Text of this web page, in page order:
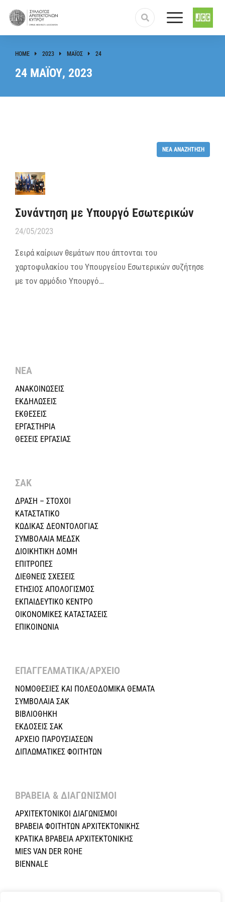
You are here:
HOME 2023 ΜΆΙΟΣ 24
24 ΜΑΪ́ΟΥ, 2023
ΝΈΑ ΑΝΑΖΉΤΗΣΗ
Συνάντηση με Υπουργό Εσωτερικών
24/05/2023
Σειρά καίριων θεμάτων που άπτονται του
χαρτοφυλακίου του Υπουργείου Εσωτερικών συζήτησε
με τον αρμόδιο Υπουργό…
ΝΕΑ
ΑΝΑΚΟΙΝΩΣΕΙΣ
ΕΚΔΗΛΩΣΕΙΣ
ΕΚΘΕΣΕΙΣ
ΕΡΓΑΣΤΗΡΙΑ
ΘΕΣΕΙΣ ΕΡΓΑΣΙΑΣ
ΣΑΚ
ΔΡΑΣΗ – ΣΤΟΧΟΙ
ΚΑΤΑΣΤΑΤΙΚΟ
ΚΩΔΙΚΑΣ ΔΕΟΝΤΟΛΟΓΙΑΣ
ΣΥΜΒΟΛΑΙΑ ΜΕΔΣΚ
ΔΙΟΙΚΗΤΙΚΗ ΔΟΜΗ
ΕΠΙΤΡΟΠΕΣ
ΔΙΕΘΝΕΙΣ ΣΧΕΣEIΣ
ΕΤΗΣΙΟΣ ΑΠΟΛΟΓΙΣΜΟΣ
ΕΚΠΑΙΔΕΥΤΙΚΟ ΚΕΝΤΡΟ
ΟΙΚΟΝΟΜΙΚΕΣ ΚΑΤΑΣΤΑΣΕΙΣ
ΕΠΙΚΟΙΝΩΝΙΑ
ΕΠΑΓΓΕΛΜΑΤΙΚΑ/ΑΡΧΕΙΟ ​
ΝΟΜΟΘΕΣΙΕΣ KAI ΠΟΛΕΟΔΟΜΙΚΑ ΘΕΜΑΤΑ
ΣΥΜΒΟΛΑΙΑ ΣΑΚ
ΒΙΒΛΙΟΘΗΚΗ
ΕΚΔΟΣΕΙΣ ΣΑΚ
ΑΡΧΕΙΟ ΠΑΡΟΥΣΙΑΣΕΩΝ
ΔΙΠΛΩΜΑΤΙΚΕΣ ΦΟΙΤΗΤΩΝ
ΒΡΑΒΕΙΑ & ΔΙΑΓΩΝΙΣΜΟΙ ​
ΑΡΧΙΤΕΚΤΟΝΙΚΟΙ ΔΙΑΓΩΝΙΣΜΟΙ
ΒΡΑΒΕΙΑ ΦΟΙΤΗΤΩΝ ΑΡΧΙΤΕΚΤΟΝΙΚΗΣ
ΚΡΑΤΙΚΑ ΒΡΑΒΕΙΑ ΑΡΧΙΤΕΚΤΟΝΙΚΗΣ
MIES VAN DER ROHE
BIENNALE